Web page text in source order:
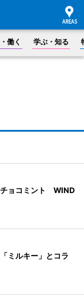
働く 学ぶ・知る
チョコミント WIND
ミルキー」とコラ